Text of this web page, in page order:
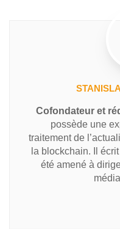
Cofondateur et
possède une
traitement de
la blockchain. Il
été amené à